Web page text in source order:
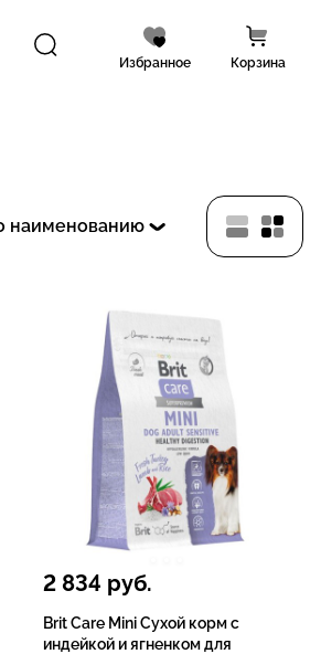
Избранное Корзина
наименованию
2 834 руб.
Brit Care Mini Сухой корм с
индейкой и ягненком для